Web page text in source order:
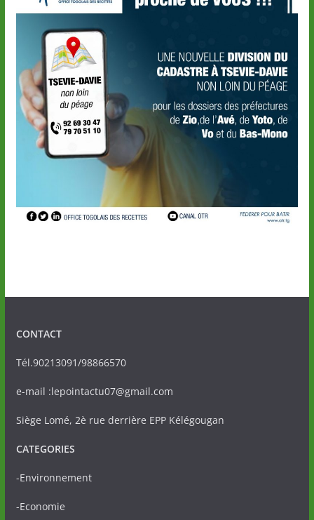
CONTACT
Tél.90213091/98866570
e-mail :lepointactu07@gmail.com
Siège Lomé, 2è rue derrière EPP Kélégougan
CATEGORIES
-Environnement
-Economie